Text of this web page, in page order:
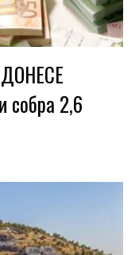
собра 2,6